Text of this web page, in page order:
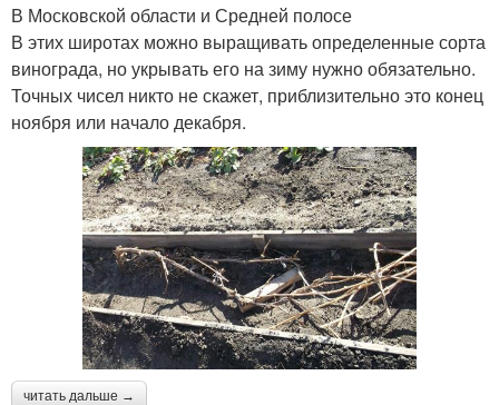
В Московской области и Средней полосе
В этих широтах можно выращивать определенные сорта
винограда, но укрывать его на зиму нужно обязательно.
Точных чисел никто не скажет, приблизительно это конец
ноября или начало декабря.
читать дальше →